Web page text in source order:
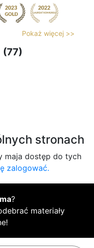
Pokaż więcej >>
(77)
stronach
maja dostęp do tych
zalogować.
?
materiały